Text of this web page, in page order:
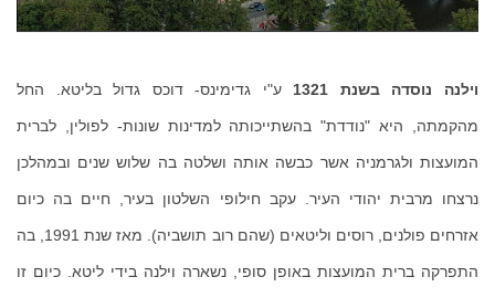
וילנה נוסדה בשנת 1321 ע"י גדימינס- דוכס גדול בליטא. החל
מהקמתה, היא "נודדת" בהשתייכותה למדינות שונות- לפולין, לברית
המועצות ולגרמניה אשר כבשה אותה ושלטה בה שלוש שנים ובמהלכן
נרצחו מרבית יהודי העיר. עקב חילופי השלטון בעיר, חיים בה כיום
אזרחים פולנים, רוסים וליטאים (שהם רוב תושביה). מאז שנת 1991, בה
התפרקה ברית המועצות באופן סופי, נשארה וילנה בידי ליטא. כיום זו